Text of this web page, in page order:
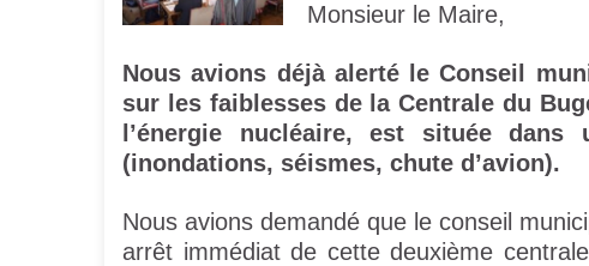
Monsieur le Maire,
Nous avions déjà alerté le Conseil
sur les faiblesses de la Centrale du
l’énergie nucléaire, est située
(inondations, séismes, chute d’avion).
Nous avions demandé que le conseil
arrêt immédiat de cette deuxième